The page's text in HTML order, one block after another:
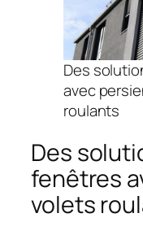
Des
avec
roulants
Des
fenêtres
volets